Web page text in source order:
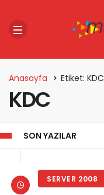
Anasayfa Etiket: KDC
KDC
SON YAZILAR
SERVER 2008